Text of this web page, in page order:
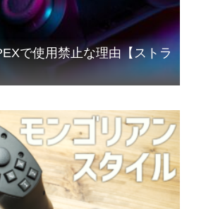
で使用禁止な理由【ストラ